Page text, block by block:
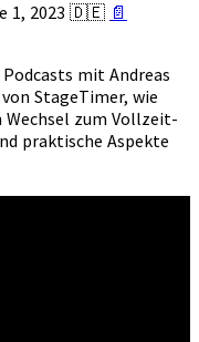
1, 2023 🇩🇪 📄
mit Andreas
StageTimer, wie
Wechsel zum Vollzeit-
praktische Aspekte